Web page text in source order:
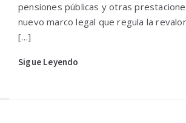
pensiones públicas y otras
nuevo marco legal que regula la
[…]
Sigue Leyendo